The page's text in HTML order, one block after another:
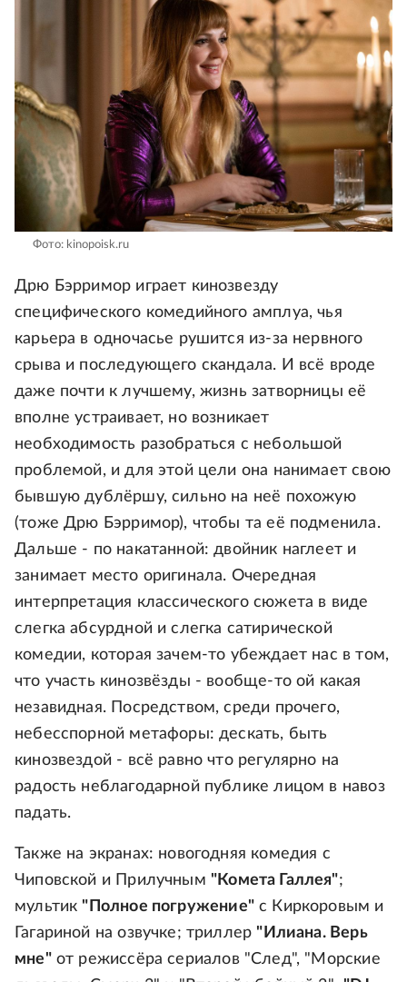
Фото: kinopoisk.ru
Дрю Бэрримор играет кинозвезду
специфического комедийного амплуа, чья
карьера в одночасье рушится из-за нервного
срыва и последующего скандала. И всё вроде
даже почти к лучшему, жизнь затворницы её
вполне устраивает, но возникает
необходимость разобраться с небольшой
проблемой, и для этой цели она нанимает свою
бывшую дублёршу, сильно на неё похожую
(тоже Дрю Бэрримор), чтобы та её подменила.
Дальше - по накатанной: двойник наглеет и
занимает место оригинала. Очередная
интерпретация классического сюжета в виде
слегка абсурдной и слегка сатирической
комедии, которая зачем-то убеждает нас в том,
что участь кинозвёзды - вообще-то ой какая
незавидная. Посредством, среди прочего,
небесспорной метафоры: дескать, быть
кинозвездой - всё равно что регулярно на
радость неблагодарной публике лицом в навоз
падать.
Также на экранах: новогодняя комедия с
Чиповской и Прилучным "Комета Галлея";
мультик "Полное погружение"с Киркоровым и
Гагариной на озвучке; триллер "Илиана. Верь
мне"от режиссёра сериалов "След", "Морские